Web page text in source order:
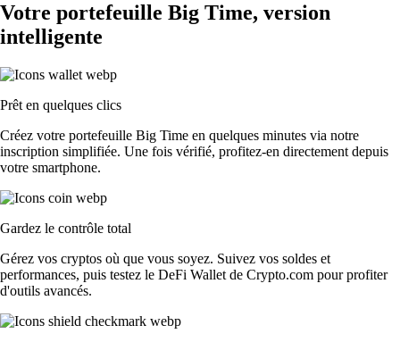
Votre portefeuille Big Time, version
intelligente
Prêt en quelques clics
Créez votre portefeuille Big Time en quelques minutes via notre
inscription simplifiée. Une fois vérifié, profitez-en directement depuis
votre smartphone.
Gardez le contrôle total
Gérez vos cryptos où que vous soyez. Suivez vos soldes et
performances, puis testez le DeFi Wallet de Crypto.com pour profiter
d'outils avancés.